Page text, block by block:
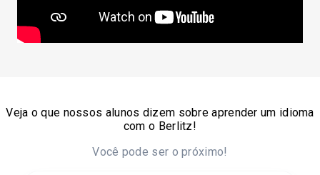
Veja o que nossos alunos dizem sobre aprender um idioma
com o Berlitz!
Você pode ser o próximo!